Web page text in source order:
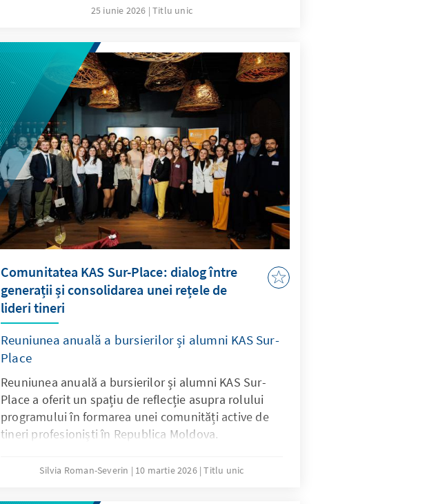
Republica Moldova și Germania, într-un moment
țării noastre.
25 iunie 2026 Titlu unic
Comunitatea KAS Sur-Place: dialog între
generații și consolidarea unei rețele de
lideri tineri
Reuniunea anuală a bursierilor și alumni KAS Sur-
Place
Reuniunea anuală a bursierilor și alumni KAS Sur-
Place a oferit un spațiu de reflecție asupra rolului
programului în formarea unei comunități active de
tineri profesioniști în Republica Moldova.
Silvia Roman-Severin 10 martie 2026 Titlu unic